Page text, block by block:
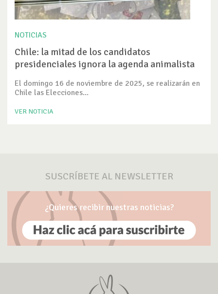
NOTICIAS
Chile: la mitad de los candidatos
presidenciales ignora la agenda animalista
El domingo 16 de noviembre de 2025, se realizarán en
Chile las Elecciones...
VER NOTICIA
SUSCRÍBETE AL NEWSLETTER
¿Quieres recibir nuestras noticias?